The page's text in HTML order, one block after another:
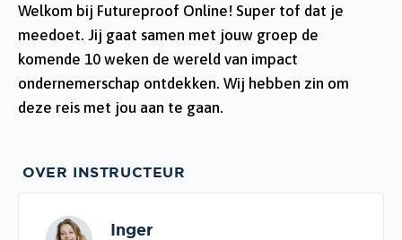
Welkom bij Futureproof Online! Super tof dat je
meedoet. Jij gaat samen met jouw groep de
komende 10 weken de wereld van impact
ondernemerschap ontdekken. Wij hebben zin om
deze reis met jou aan te gaan.
OVER INSTRUCTEUR
Inger